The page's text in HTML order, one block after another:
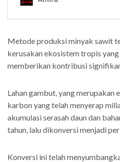
Metode produksi minyak sawit
kerusakan ekosistem tropis
memberikan kontribusi
Lahan gambut, yang merupakan
karbon yang telah menyerap
akumulasi serasah daun dan
tahun, lalu dikonversi menjadi
Konversi ini telah